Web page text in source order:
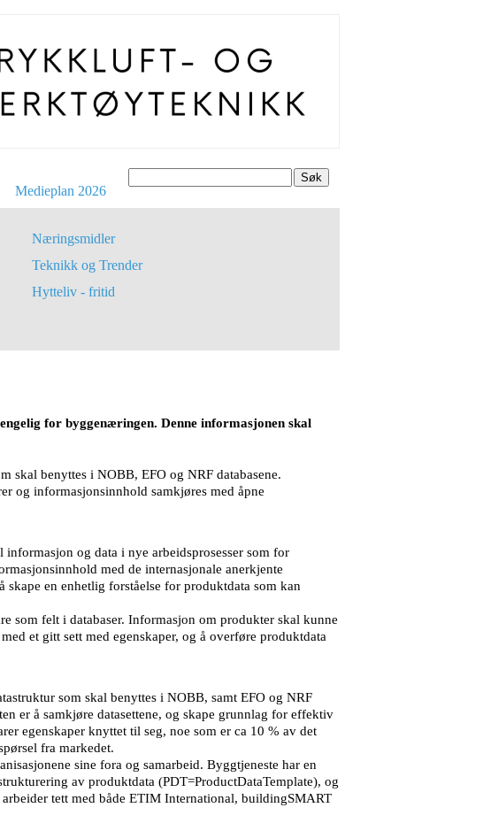
Søk
Medieplan 2026
Næringsmidler
Teknikk og Trender
Hytteliv - fritid
for byggenæringen. Denne informasjonen skal
skal benyttes i NOBB, EFO og NRF databasene.
og informasjonsinnhold samkjøres med åpne
og data i nye arbeidsprosesser som for
med de internasjonale anerkjente
en enhetlig forståelse for produktdata som kan
som felt i databaser. Informasjon om produkter skal kunne
et gitt sett med egenskaper, og å overføre produktdata
som skal benyttes i NOBB, samt EFO og NRF
er å samkjøre datasettene, og skape grunnlag for effektiv
egenskaper knyttet til seg, noe som er ca 10 % av det
fra markedet.
sine fora og samarbeid. Byggtjeneste har en
av produktdata (PDT=ProductDataTemplate), og
tett med både ETIM International, buildingSMART